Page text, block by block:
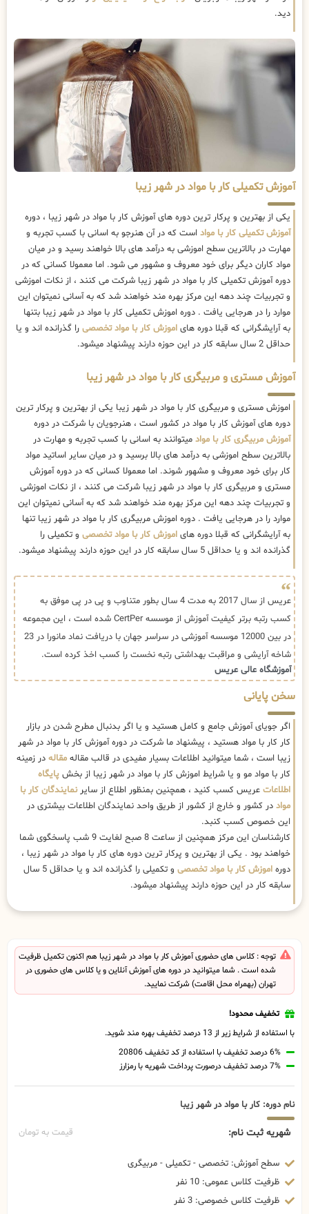
دید.
آموزش تکمیلی کار با مواد در شهر زیبا
یکی از بهترین و پرکار ترین دوره های آموزش کار با مواد در شهر زیبا ، دوره
آموزش تکمیلی کار با مواد است که در آن هنرجو به اسانی با کسب تجربه و
مهارت در بالاترین سطح اموزشی به درآمد های بالا خواهند رسید و در میان
مواد کاران دیگر برای خود معروف و مشهور می شود. اما معمولا کسانی که در
دوره آموزش تکمیلی کار با مواد در شهر زیبا شرکت می کنند ، از نکات اموزشی
و تجربیات چند دهه این مرکز بهره مند خواهند شد که به آسانی نمیتوان این
موارد را در هرجایی یافت . دوره اموزش تکمیلی کار با مواد در شهر زیبا بتنها
به آرایشگرانی که قبلا دوره های اموزش کار با مواد تخصصی را گذرانده اند و یا
حداقل 2 سال سابقه کار در این حوزه دارند پیشنهاد میشود.
آموزش مستری و مربیگری کار با مواد در شهر زیبا
اموزش مستری و مربیگری کار با مواد در شهر زیبا یکی از بهترین و پرکار ترین
دوره های آموزش کار با مواد در کشور است ، هنرجویان با شرکت در دوره
آموزش مربیگری کار با مواد میتوانند به اسانی با کسب تجربه و مهارت در
بالاترین سطح اموزشی به درآمد های بالا برسید و در میان سایر اساتید مواد
کار برای خود معروف و مشهور شوند. اما معمولا کسانی که در دوره آموزش
مستری و مربیگری کار با مواد در شهر زیبا شرکت می کنند ، از نکات اموزشی
و تجربیات چند دهه این مرکز بهره مند خواهند شد که به آسانی نمیتوان این
موارد را در هرجایی یافت . دوره اموزش مربیگری کار با مواد در شهر زیبا تنها
به آرایشگرانی که قبلا دوره های اموزش کار با مواد تخصصی و تکمیلی را
گذرانده اند و یا حداقل 5 سال سابقه کار در این حوزه دارند پیشنهاد میشود.
عریس از سال 2017 به مدت 4 سال بطور متناوب و پی در پی موفق به
کسب رتبه برتر کیفیت آموزش از موسسه CertPer شده است ، این مجموعه
در بین 12000 موسسه آموزشی در سراسر جهان با دریافت نماد مانورا در 23
شاخه آرایشی و مراقبت بهداشتی رتبه نخست را کسب اخذ کرده است.
آموزشگاه عالی عریس
سخن پایانی
اگر جویای آموزش جامع و کامل هستید و یا اگر بدنبال مطرح شدن در بازار
کار کار با مواد هستید ، پیشنهاد ما شرکت در دوره آموزش کار با مواد در شهر
زیبا است ، شما میتوانید اطلاعات بسیار مفیدی در قالب مقاله مقاله در زمینه
کار با مواد مو و یا شرایط اموزش کار با مواد در شهر زیبا از بخش پایگاه
اطلاعات عریس کسب کنید ، همچنین بمنظور اطلاع از سایرنمایندگان کار با
مواد در کشور و خارج از کشور از طریق واحد نمایندگان اطلاعات بیشتری در
این خصوص کسب کنبد.
کارشناسان این مرکز همچنین از ساعت 8 صبح لغایت 9 شب پاسخگوی شما
خواهند بود . یکی از بهترین و پرکار ترین دوره های کار با مواد در شهر زیبا ،
دوره اموزش کار با مواد تخصصی
و تکمیلی را گذرانده اند و یا حداقل 5 سال
سابقه کار در این حوزه دارند پیشنهاد میشود.
توجه : کلاس های حضوری آموزش کار با مواد در شهر زیبا هم اکنون تکمیل ظرفیت
شده است . شما میتوانید در دوره های آموزش آنلاین و یا کلاس های حضوری در
تهران (بهمراه محل اقامت) شرکت نمایید.
تخفیف محدود!
با استفاده از شرایط زیر از 13 درصد تخفیف بهره مند شوید.
6% درصد تخفیف با استفاده از کد تخفیف 20806
7% درصد تخفیف درصورت پرداخت شهریه با رمزارز
نام دوره: کار با مواد در شهر زیبا
شهریه ثبت نام: قیمت به تومان
سطح آموزش: تخصصی - تکمیلی - مربیگری
ظرفیت کلاس عمومی: 10 نفر
ظرفیت کلاس خصوصی: 3 نفر